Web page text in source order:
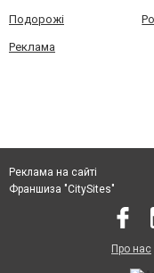
Подорожі
Реклама
Реклама на сайті
Франшиза "CitySites"
Про нас